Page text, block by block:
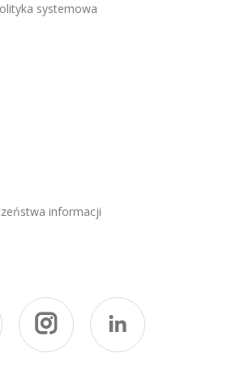
systemowa
informacji